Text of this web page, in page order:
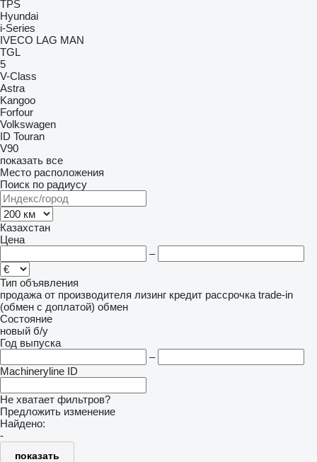
TPS
Hyundai
i-Series
IVECO LAG MAN
TGL
5
V-Class
Astra
Kangoo
Forfour
Volkswagen
ID Touran
V90
показать все
Место расположения
Поиск по радиусу
Казахстан
Цена
–
Тип объявления
продажа от производителя лизинг кредит рассрочка trade-in
(обмен с доплатой) обмен
Состояние
новый б/у
Год выпуска
–
Machineryline ID
Не хватает фильтров?
Предложить изменение
Найдено:
-
показать